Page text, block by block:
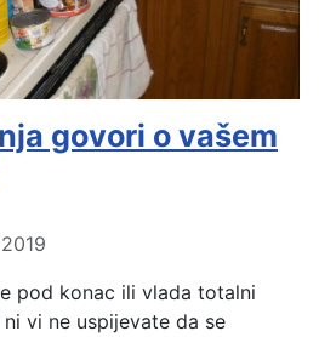
govori o vašem
pod konac ili vlada totalni
vi ne uspijevate da se